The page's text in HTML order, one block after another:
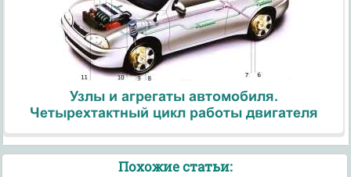
Узлы и агрегаты автомобиля.
Четырехтактный цикл работы двигателя
Похожие статьи: